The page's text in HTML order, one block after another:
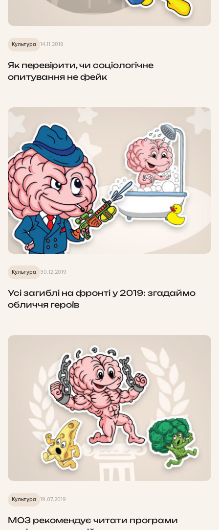
Культура 14.11.2019
Як перевірити, чи соціологічне
опитування не фейк
Культура 30.12.2019
Усі загиблі на фронті у 2019: згадаймо
обличчя героїв
Культура 19.07.2019
МОЗ рекомендує читати програми